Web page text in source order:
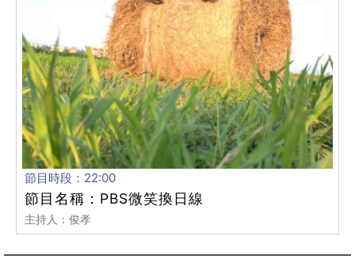
節目時段：22:00
節目名稱：PBS微笑換日線
主持人：俊孝